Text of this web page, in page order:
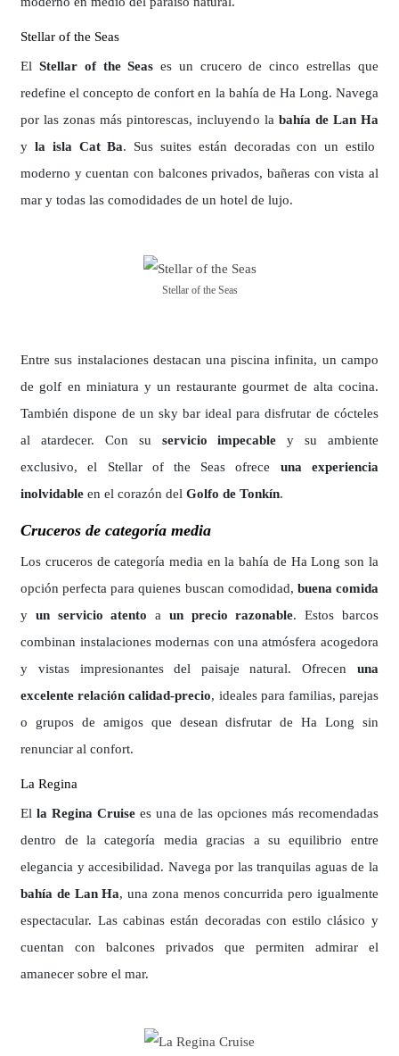
Stellar of the Seas
El Stellar of the Seas es un crucero de cinco estrellas que
redefine el concepto de confort en la bahía de Ha Long. Navega
por las zonas más pintorescas, incluyendo la bahía de Lan Ha
yla isla Cat Ba. Sus suites están decoradas con un estilo
moderno y cuentan con balcones privados, bañeras con vista al
mar y todas las comodidades de un hotel de lujo.
Stellar of the Seas
Entre sus instalaciones destacan una piscina infinita, un campo
de golf en miniatura y un restaurante gourmet de alta cocina.
También dispone de un sky bar ideal para disfrutar de cócteles
al atardecer. Con su servicio impecable y su ambiente
exclusivo, el Stellar of the Seas ofrece una experiencia
inolvidable en el corazón delGolfo de Tonkín.
Cruceros de categoría media
Los cruceros de categoría media en la bahía de Ha Long son la
opción perfecta para quienes buscan comodidad, buena comida
y un servicio atento a un precio razonable. Estos barcos
combinan instalaciones modernas con una atmósfera acogedora
y vistas impresionantes del paisaje natural. Ofrecen una
excelente relación calidad-precio, ideales para familias, parejas
o grupos de amigos que desean disfrutar de Ha Long sin
renunciar al confort.
La Regina
Ella Regina Cruisees una de las opciones más recomendadas
dentro de la categoría media gracias a su equilibrio entre
elegancia y accesibilidad. Navega por las tranquilas aguas de la
bahía de Lan Ha, una zona menos concurrida pero igualmente
espectacular. Las cabinas están decoradas con estilo clásico y
cuentan con balcones privados que permiten admirar el
amanecer sobre el mar.